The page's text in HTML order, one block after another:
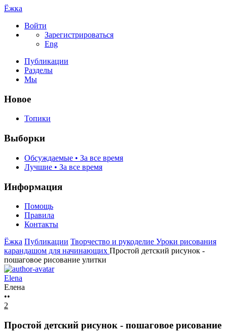
Ёжка
Войти
Зарегистрироваться
Eng
Публикации
Разделы
Мы
Новое
Топики
Выборки
Обсуждаемые • За все время
Лучшие • За все время
Информация
Помощь
Правила
Контакты
Ёжка Публикации Творчество и рукоделие Уроки рисования
карандашом для начинающих Простой детский рисунок -
пошаговое рисование улитки
Elena
Елена
••
2
Простой детский рисунок - пошаговое рисование